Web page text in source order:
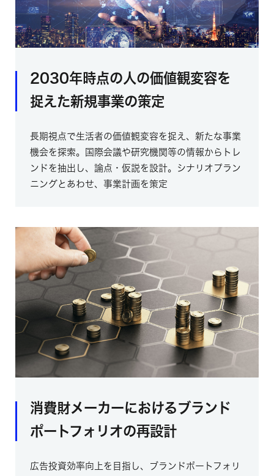
2030年時点の人の価値観変容を
捉えた新規事業の策定
長期視点で生活者の価値観変容を捉え、新たな事業
機会を探索。国際会議や研究機関等の情報からトレ
ンドを抽出し、論点・仮説を設計。シナリオプラン
ニングとあわせ、事業計画を策定
消費財メーカーにおけるブランド
ポートフォリオの再設計
広告投資効率向上を目指し、ブランドポートフォリ